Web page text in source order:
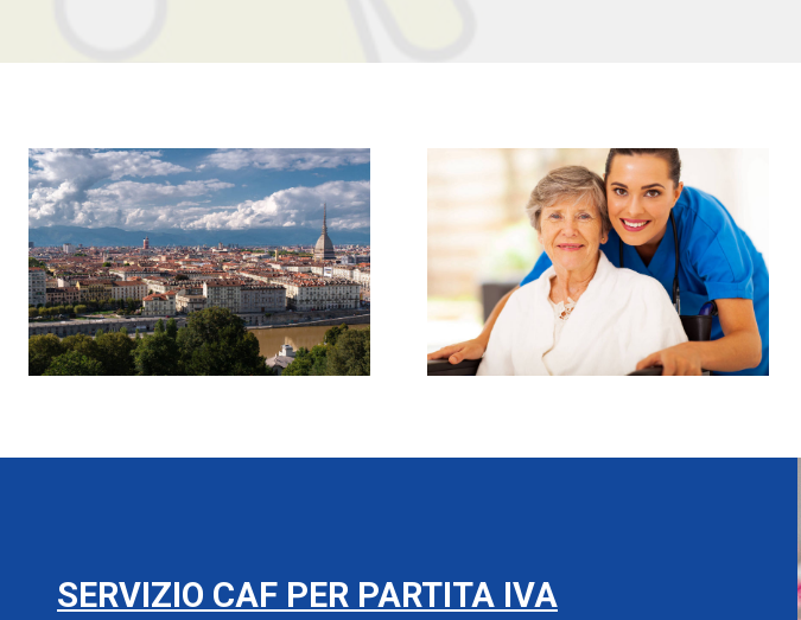
SERVIZIO CAF PER PARTITA IVA